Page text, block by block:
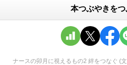
本つぶやきをつ
ナースの卯月に視えるもの2 絆をつなぐ (